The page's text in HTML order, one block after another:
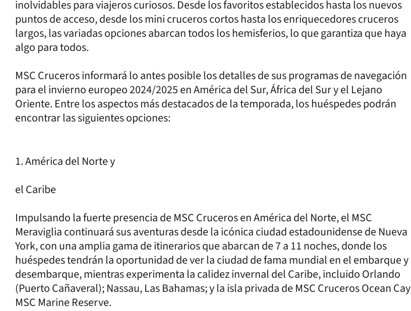
inolvidables para viajeros curiosos. Desde los favoritos establecidos hasta los nuevos
puntos de acceso, desde los mini cruceros cortos hasta los enriquecedores cruceros
largos, las variadas opciones abarcan todos los hemisferios, lo que garantiza que haya
algo para todos.
MSC Cruceros informará lo antes posible los detalles de sus programas de navegación
para el invierno europeo 2024/2025 en América del Sur, África del Sur y el Lejano
Oriente. Entre los aspectos más destacados de la temporada, los huéspedes podrán
encontrar las siguientes opciones:
1. América del Norte y
el Caribe
Impulsando la fuerte presencia de MSC Cruceros en América del Norte, el MSC
Meraviglia continuará sus aventuras desde la icónica ciudad estadounidense de Nueva
York, con una amplia gama de itinerarios que abarcan de 7 a 11 noches, donde los
huéspedes tendrán la oportunidad de ver la ciudad de fama mundial en el embarque y
desembarque, mientras experimenta la calidez invernal del Caribe, incluido Orlando
(Puerto Cañaveral); Nassau, Las Bahamas; y la isla privada de MSC Cruceros Ocean Cay
MSC Marine Reserve.